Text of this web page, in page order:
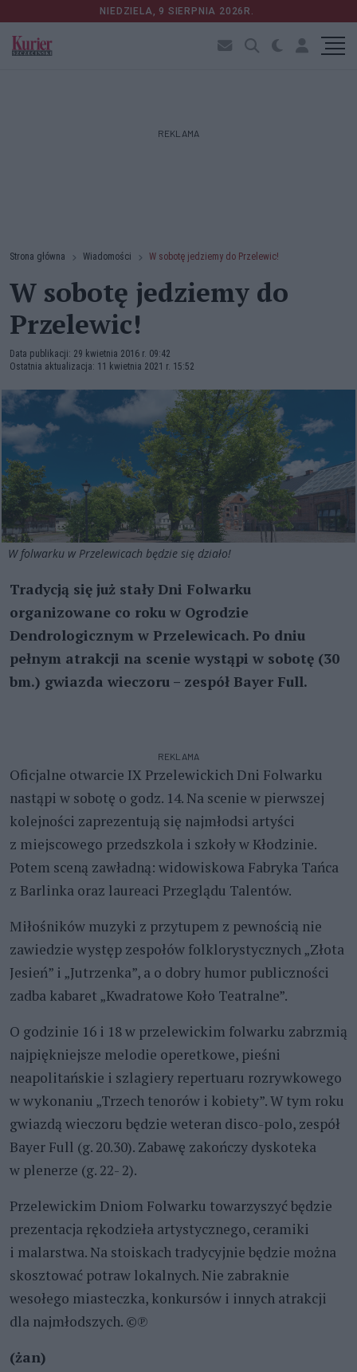
NIEDZIELA, 9 SIERPNIA 2026R.
REKLAMA
Strona główna Wiadomości W sobotę jedziemy do Przelewic!
W sobotę jedziemy do
Przelewic!
Data publikacji: 29 kwietnia 2016 r. 09:42
Ostatnia aktualizacja: 11 kwietnia 2021 r. 15:52
W folwarku w Przelewicach będzie się działo!
Tradycją się już stały Dni Folwarku
organizowane co roku w Ogrodzie
Dendrologicznym w Przelewicach. Po dniu
pełnym atrakcji na scenie wystąpi w sobotę (30
bm.) gwiazda wieczoru – zespół Bayer Full.
REKLAMA
Oficjalne otwarcie IX Przelewickich Dni Folwarku
nastąpi w sobotę o godz. 14. Na scenie w pierwszej
kolejności zaprezentują się najmłodsi artyści
z miejscowego przedszkola i szkoły w Kłodzinie.
Potem sceną zawładną: widowiskowa Fabryka Tańca
z Barlinka oraz laureaci Przeglądu Talentów.
Miłośników muzyki z przytupem z pewnością nie
zawiedzie występ zespołów folklorystycznych „Złota
Jesień” i „Jutrzenka”, a o dobry humor publiczności
zadba kabaret „Kwadratowe Koło Teatralne”.
O godzinie 16 i 18 w przelewickim folwarku zabrzmią
najpiękniejsze melodie operetkowe, pieśni
neapolitańskie i szlagiery repertuaru rozrywkowego
w wykonaniu „Trzech tenorów i kobiety”. W tym roku
gwiazdą wieczoru będzie weteran disco-polo, zespół
Bayer Full (g. 20.30). Zabawę zakończy dyskoteka
w plenerze (g. 22- 2).
Przelewickim Dniom Folwarku towarzyszyć będzie
prezentacja rękodzieła artystycznego, ceramiki
i malarstwa. Na stoiskach tradycyjnie będzie można
skosztować potraw lokalnych. Nie zabraknie
wesołego miasteczka, konkursów i innych atrakcji
dla najmłodszych. ©℗
(żan)